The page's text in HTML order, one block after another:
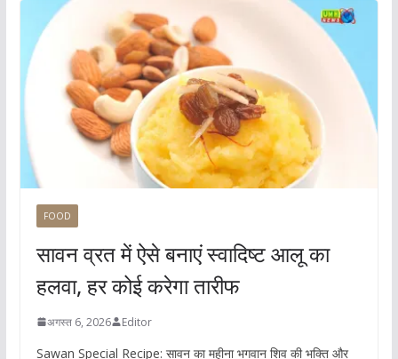
FOOD
सावन व्रत में ऐसे बनाएं स्वादिष्ट आलू का
हलवा, हर कोई करेगा तारीफ
अगस्त 6, 2026 Editor
Sawan Special Recipe: सावन का महीना भगवान शिव की भक्ति और